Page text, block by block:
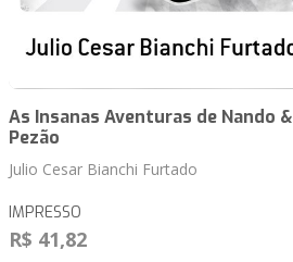
As Insanas Aventuras de Nando &
Pezão
Julio Cesar Bianchi Furtado
IMPRESSO
R$ 41,82